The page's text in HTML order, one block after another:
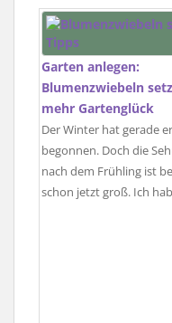
Garten anlegen:
Blumenzwiebeln
mehr Gartenglück
Der Winter hat gerade
begonnen. Doch die
nach dem Frühling ist
schon jetzt groß. Ich